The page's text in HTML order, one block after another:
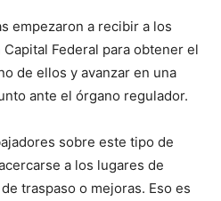
empezaron a recibir a los
Federal para obtener el
de ellos y avanzar en una
ante el órgano regulador.
sobre este tipo de
a los lugares de
traspaso o mejoras. Eso es